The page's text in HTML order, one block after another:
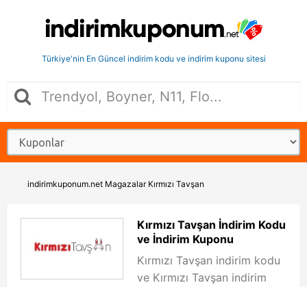
Türkiye'nin En Güncel indirim kodu ve indirim kuponu sitesi
indirimkuponum.net Magazalar Kırmızı Tavşan
Kırmızı Tavşan İndirim Kodu
ve İndirim Kuponu
Kırmızı Tavşan indirim kodu
ve Kırmızı Tavşan indirim